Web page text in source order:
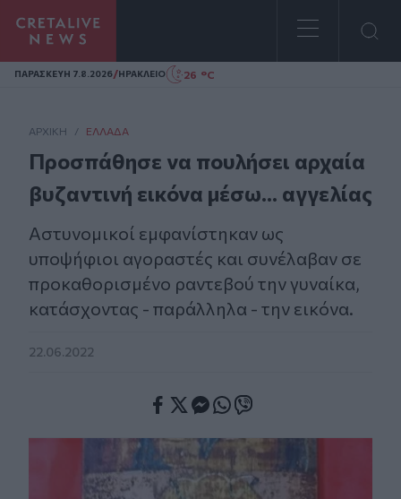
Homepage
ΠΑΡΑΣΚΕΥΗ 7.8.2026/ΗΡΑΚΛΕΙΟ 26 °C
ΑΡΧΙΚΗ / ΕΛΛΆΔΑ
Προσπάθησε να πουλήσει αρχαία
βυζαντινή εικόνα μέσω... αγγελίας
Αστυνομικοί εμφανίστηκαν ως
υποψήφιοι αγοραστές και συνέλαβαν σε
προκαθορισμένο ραντεβού την γυναίκα,
κατάσχοντας - παράλληλα - την εικόνα.
22.06.2022